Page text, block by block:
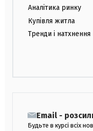
Аналітика ринку
Купівля житла
Тренди і натхнення
Email -
Будьте в курсі всіх